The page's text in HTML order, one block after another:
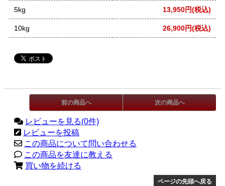
5kg 13,950円(税込)
10kg 26,900円(税込)
前の商品へ 次の商品へ
レビューを見る(0件)
レビューを投稿
この商品について問い合わせる
この商品を友達に教える
買い物を続ける
ページの先頭へ戻る